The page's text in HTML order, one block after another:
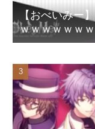
【おべいみー
ｗｗｗｗｗｗｗ